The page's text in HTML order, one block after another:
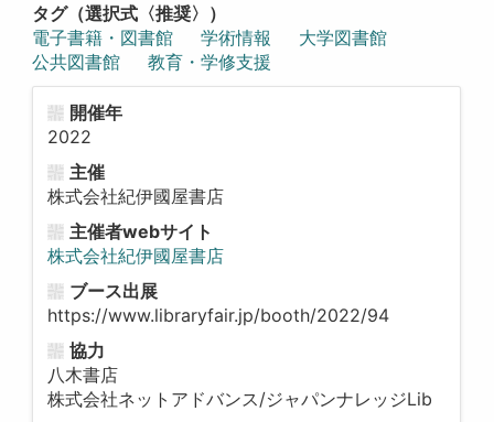
タグ（選択式〈推奨〉）
電子書籍・図書館
学術情報
大学図書館
公共図書館
教育・学修支援
開催年
2022
主催
株式会社紀伊國屋書店
主催者webサイト
株式会社紀伊國屋書店
ブース出展
https://www.libraryfair.jp/booth/2022/94
協力
八木書店
株式会社ネットアドバンス/ジャパンナレッジLib